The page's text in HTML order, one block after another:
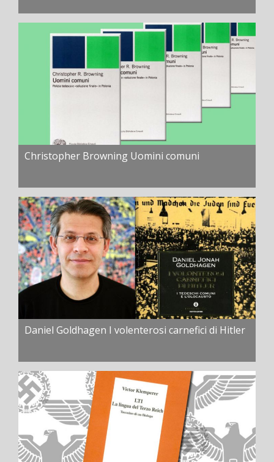
Christopher Browning Uomini comuni
Daniel Goldhagen I volenterosi carnefici di Hitler